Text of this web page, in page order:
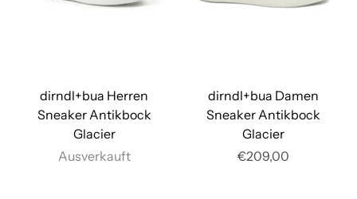
dirndl+bua Herren
Sneaker Antikbock
Glacier
Ausverkauft
dirndl+bua Damen
Sneaker Antikbock
Glacier
€209,00